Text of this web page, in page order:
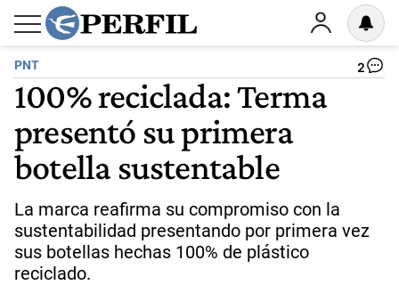
PNT 2
100% reciclada: Terma
presentó su primera
botella sustentable
La marca reafirma su compromiso con la
sustentabilidad presentando por primera vez
sus botellas hechas 100% de plástico
reciclado.